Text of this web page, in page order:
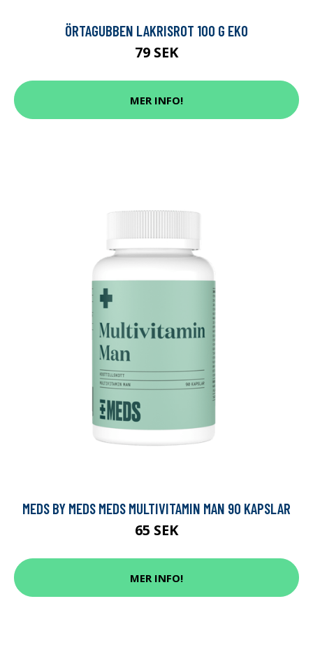
ÖRTAGUBBEN LAKRISROT 100 G EKO
79 SEK
MER INFO!
MEDS BY MEDS MEDS MULTIVITAMIN MAN 90 KAPSLAR
65 SEK
MER INFO!